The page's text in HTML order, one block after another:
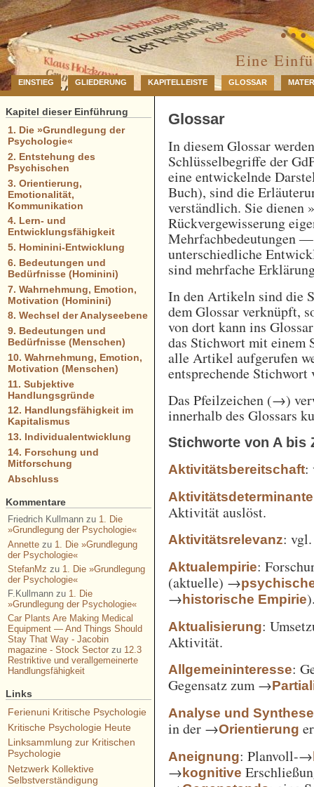
…
Eine
EINSTIEG GLIEDERUNG KAPITELLEISTE GLOSSAR
Glossar
In diesem Glossar
Schlüsselbegriffe der
eine entwickelnde
Buch), sind die
verständlich. Sie dienen
Rückvergewisserung
Mehrfachbedeutungen
unterschiedliche
sind mehrfache
In den Artikeln sind die
dem Glossar verknüpft,
von dort kann ins
das Stichwort mit einem
alle Artikel aufgerufen
entsprechende Stichwort
Das Pfeilzeichen (→)
innerhalb des Glossars
Stichworte von A bis
Aktivitätsbereitschaft:
Aktivitätsdeterminante
Aktivität auslöst.
Aktivitätsrelevanz:
Aktualempirie:
(aktuelle) →
→historische Empirie
Aktualisierung:
Aktivität.
Allgemeininteresse:
Gegensatz zum →
Analyse und Synthese
in der →Orientierung
Aneignung: Planvoll-→
→kognitive
Kapitel dieser Einführung
1. Die »Grundlegung der
Psychologie«
2. Entstehung des
Psychischen
3. Orientierung,
Emotionalität,
Kommunikation
4. Lern- und
Entwicklungsfähigkeit
5. Hominini-Entwicklung
6. Bedeutungen und
Bedürfnisse (Hominini)
7. Wahrnehmung, Emotion,
Motivation (Hominini)
8. Wechsel der Analyseebene
9. Bedeutungen und
Bedürfnisse (Menschen)
10. Wahrnehmung, Emotion,
Motivation (Menschen)
11. Subjektive
Handlungsgründe
12. Handlungsfähigkeit im
Kapitalismus
13. Individualentwicklung
14. Forschung und
Mitforschung
Abschluss
Kommentare
Friedrich Kullmannzu 1. Die
»Grundlegung der Psychologie«
Annettezu 1. Die »Grundlegung
der Psychologie«
StefanMz zu 1. Die »Grundlegung
der Psychologie«
F.Kullmannzu 1. Die
»Grundlegung der Psychologie«
Car Plants Are Making Medical
Equipment — And Things Should
Stay That Way - Jacobin
magazine - Stock Sectorzu 12.3
Restriktive und verallgemeinerte
Handlungsfähigkeit
Links
Ferienuni Kritische Psychologie
Kritische Psychologie Heute
Linksammlung zur Kritischen
Psychologie
Netzwerk Kollektive
Selbstverständigung